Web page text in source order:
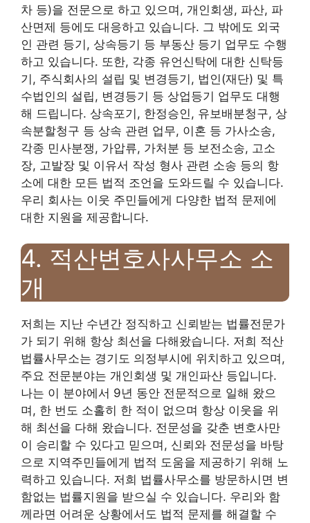
차 등)을 전문으로 하고 있으며, 개인회생, 파산, 파
산면제 등에도 대응하고 있습니다. 그 밖에도 외국
인 관련 등기, 상속등기 등 부동산 등기 업무도 수행
하고 있습니다. 또한, 각종 유언신탁에 대한 신탁등
기, 주식회사의 설립 및 변경등기, 법인(재단) 및 특
수법인의 설립, 변경등기 등 상업등기 업무도 대행
해 드립니다. 상속포기, 한정승인, 유보배분청구, 상
속분할청구 등 상속 관련 업무, 이혼 등 가사소송,
각종 민사분쟁, 가압류, 가처분 등 보전소송, 고소
장, 고발장 및 이유서 작성 형사 관련 소송 등의 항
소에 대한 모든 법적 조언을 도와드릴 수 있습니다.
우리 회사는 이웃 주민들에게 다양한 법적 문제에
대한 지원을 제공합니다.
4. 적산변호사사무소 소
개
저희는 지난 수년간 정직하고 신뢰받는 법률전문가
가 되기 위해 항상 최선을 다해왔습니다. 저희 적산
법률사무소는 경기도 의정부시에 위치하고 있으며,
주요 전문분야는 개인회생 및 개인파산 등입니다.
나는 이 분야에서 9년 동안 전문적으로 일해 왔으
며, 한 번도 소홀히 한 적이 없으며 항상 이웃을 위
해 최선을 다해 왔습니다. 전문성을 갖춘 변호사만
이 승리할 수 있다고 믿으며, 신뢰와 전문성을 바탕
으로 지역주민들에게 법적 도움을 제공하기 위해 노
력하고 있습니다. 저희 법률사무소를 방문하시면 변
함없는 법률지원을 받으실 수 있습니다. 우리와 함
께라면 어려운 상황에서도 법적 문제를 해결할 수